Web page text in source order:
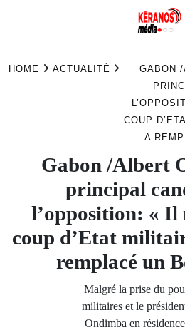
HOME ACTUALITÉ
GABON
COUP
A
Gabon /Albert
principal
l’opposition: « Il
coup d’Etat
remplacé un
Malgré la prise du
militaires et le
Ondimba en